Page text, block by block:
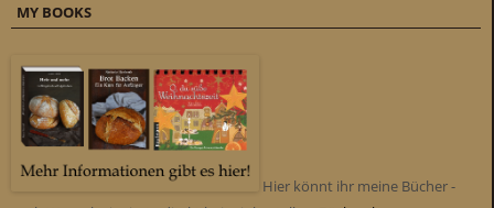
MY BOOKS
Hier könnt ihr meine Bücher -